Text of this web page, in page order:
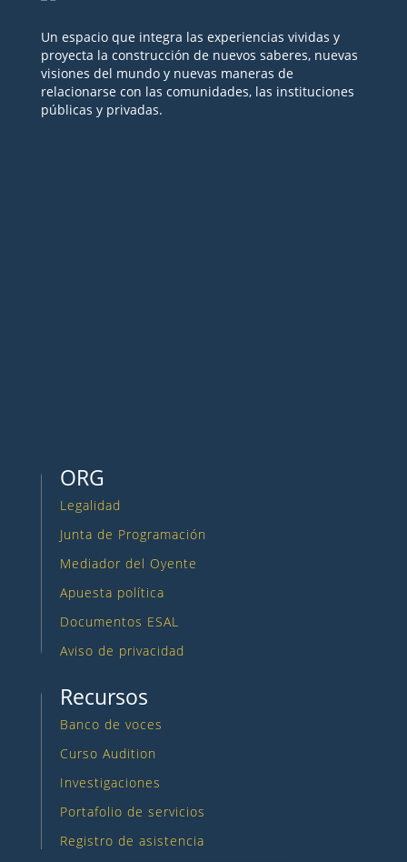
Un espacio que integra las experiencias vividas y
proyecta la construcción de nuevos saberes, nuevas
visiones del mundo y nuevas maneras de
relacionarse con las comunidades, las instituciones
públicas y privadas.
ORG
Legalidad
Junta de Programación
Mediador del Oyente
Apuesta política
Documentos ESAL
Aviso de privacidad
Recursos
Banco de voces
Curso Audition
Investigaciones
Portafolio de servicios
Registro de asistencia